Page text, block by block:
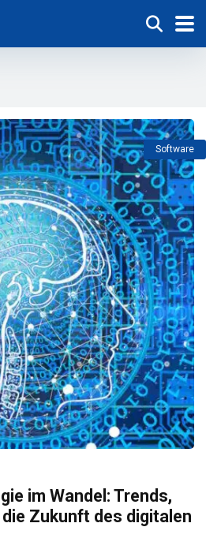
Software
im Wandel: Trends,
Zukunft des digitalen